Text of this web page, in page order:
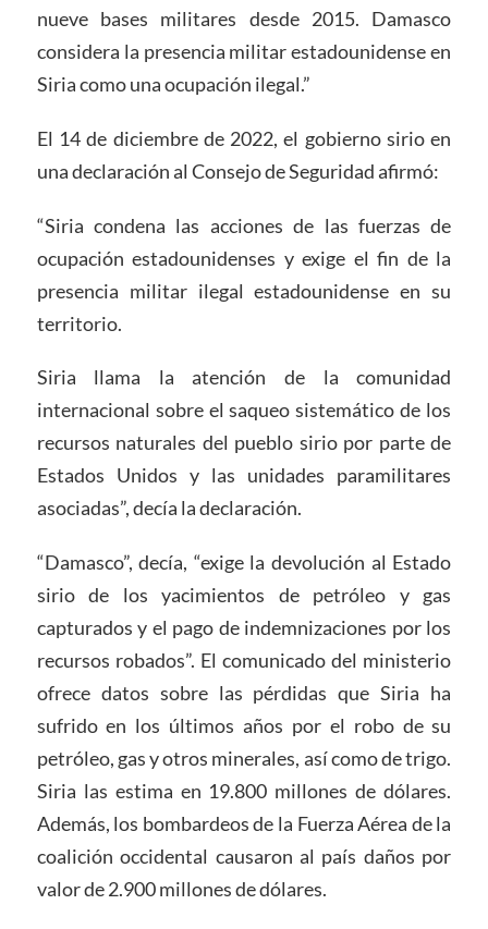
nueve bases militares desde 2015. Damasco
considera la presencia militar estadounidense en
Siria como una ocupación ilegal.”
El 14 de diciembre de 2022, el gobierno sirio en
una declaración al Consejo de Seguridad afirmó:
“Siria condena las acciones de las fuerzas de
ocupación estadounidenses y exige el fin de la
presencia militar ilegal estadounidense en su
territorio.
Siria llama la atención de la comunidad
internacional sobre el saqueo sistemático de los
recursos naturales del pueblo sirio por parte de
Estados Unidos y las unidades paramilitares
asociadas”, decía la declaración.
“Damasco”, decía, “exige la devolución al Estado
sirio de los yacimientos de petróleo y gas
capturados y el pago de indemnizaciones por los
recursos robados”. El comunicado del ministerio
ofrece datos sobre las pérdidas que Siria ha
sufrido en los últimos años por el robo de su
petróleo, gas y otros minerales, así como de trigo.
Siria las estima en 19.800 millones de dólares.
Además, los bombardeos de la Fuerza Aérea de la
coalición occidental causaron al país daños por
valor de 2.900 millones de dólares.